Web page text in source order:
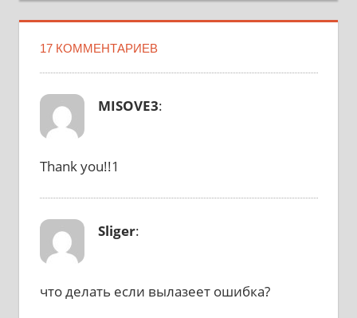
17 КОММЕНТАРИЕВ
MISOVE3:
Thank you!!1
Sliger:
что делать если вылазеет ошибка?